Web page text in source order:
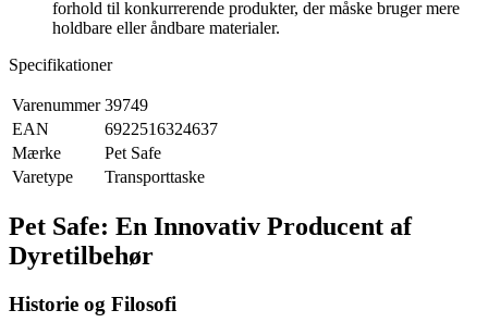
forhold til konkurrerende produkter, der måske bruger mere
holdbare eller åndbare materialer.
Specifikationer
Varenummer 39749
EAN
6922516324637
Mærke
Pet Safe
Varetype
Transporttaske
Pet Safe: En Innovativ Producent af
Dyretilbehør
Historie og Filosofi